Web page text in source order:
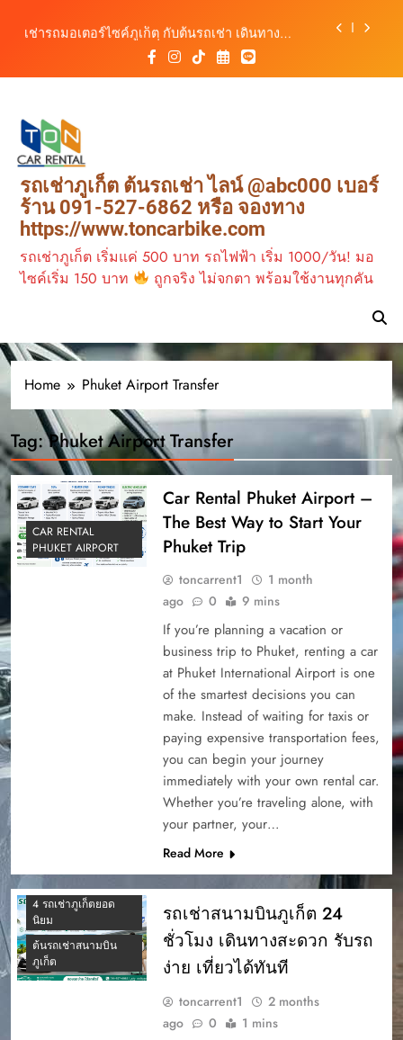
เช่ารถมอเตอร์ไซค์ภูเก็ต กับต้นรถเช่า เดินทาง
สะดวก ราคาประหยัด เริ่มต้นเพียง 150 บาท/วัน
ต้นรถเช่า ครบทุกฟังก์ชันการใช้งาน ครบทุกประเภท
รถ ตอบโจทย์ทุกการเดินทางในภูเก็ต
สิงหาคม–ตุลาคม 2569
ต้นรถเช่าภูเก็ต บริการรถเช่าครบวงจร ราคาคุ้มค่า
เดินทางสะดวกทุกเส้นทาง
เช่ารถมอเตอร์ไซค์ภูเก็ต กับต้นรถเช่า เดินทาง
สะดวก ราคาประหยัด เริ่มต้นเพียง 150 บาท/วัน
ต้นรถเช่า ครบทุกฟังก์ชันการใช้งาน ครบทุกประเภท
รถ ตอบโจทย์ทุกการเดินทางในภูเก็ต
รถเช่าภูเก็ต ต้นรถเช่า ไลน์ @abc000 เบอร์
ร้าน 091-527-6862 หรือ จองทาง
https://www.toncarbike.com
รถเช่าภูเก็ต เริ่มแค่ 500 บาท รถไฟฟ้า เริ่ม 1000/วัน! มอ
ไซค์เริ่ม 150 บาท
ถูกจริง ไม่จกตา พร้อมใช้งานทุกคัน
Home Phuket Airport Transfer
Tag:Phuket Airport Transfer
CAR RENTAL
PHUKET AIRPORT
Car Rental Phuket Airport –
The Best Way to Start Your
Phuket Trip
toncarrent1
1 month
ago
0 9 mins
If you’re planning a vacation or
business trip to Phuket, renting a car
at Phuket International Airport is one
of the smartest decisions you can
make. Instead of waiting for taxis or
paying expensive transportation fees,
you can begin your journey
immediately with your own rental car.
Whether you’re traveling alone, with
your partner, your…
Read More
4 รถเช่าภูเก็ตยอด
นิยม
ต้นรถเช่าสนามบิน
ภูเก็ต
รถเช่าสนามบินภูเก็ต 24
ชั่วโมง เดินทางสะดวก รับรถ
ง่าย เที่ยวได้ทันที
toncarrent1
2 months
ago
0 1 mins